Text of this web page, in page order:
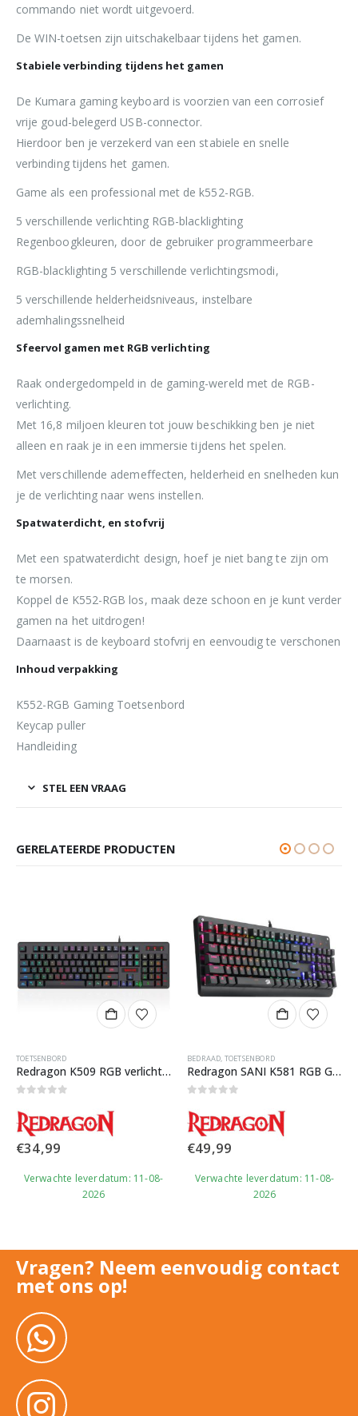
commando niet wordt uitgevoerd.
De WIN-toetsen zijn uitschakelbaar tijdens het gamen.
Stabiele verbinding tijdens het gamen
De Kumara gaming keyboard is voorzien van een corrosief
vrije goud-belegerd USB-connector.
Hierdoor ben je verzekerd van een stabiele en snelle
verbinding tijdens het gamen.
Game als een professional met de k552-RGB.
5 verschillende verlichting RGB-blacklighting
Regenboogkleuren, door de gebruiker programmeerbare
RGB-blacklighting 5 verschillende verlichtingsmodi,
5 verschillende helderheidsniveaus, instelbare
ademhalingssnelheid
Sfeervol gamen met RGB verlichting
Raak ondergedompeld in de gaming-wereld met de RGB-
verlichting.
Met 16,8 miljoen kleuren tot jouw beschikking ben je niet
alleen en raak je in een immersie tijdens het spelen.
Met verschillende ademeffecten, helderheid en snelheden kun
je de verlichting naar wens instellen.
Spatwaterdicht, en stofvrij
Met een spatwaterdicht design, hoef je niet bang te zijn om
te morsen.
Koppel de K552-RGB los, maak deze schoon en je kunt verder
gamen na het uitdrogen!
Daarnaast is de keyboard stofvrij en eenvoudig te verschonen
Inhoud verpakking
K552-RGB Gaming Toetsenbord
Keycap puller
Handleiding
STEL EEN VRAAG
GERELATEERDE PRODUCTEN
TOETSENBORD
Redragon K509 RGB verlichte DYAUS Gaming toetsenbord
€34,99
Verwachte leverdatum: 11-08-
2026
BEDRAAD, TOETSENBORD
Redragon SANI K581 RGB Gaming Toetsenbord
€49,99
Verwachte leverdatum: 11-08-
2026
Vragen? Neem eenvoudig contact
met ons op!